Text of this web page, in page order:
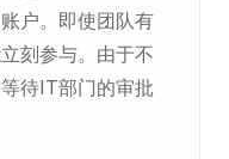
户。即使团队有
刻参与。由于不
待IT部门的审批